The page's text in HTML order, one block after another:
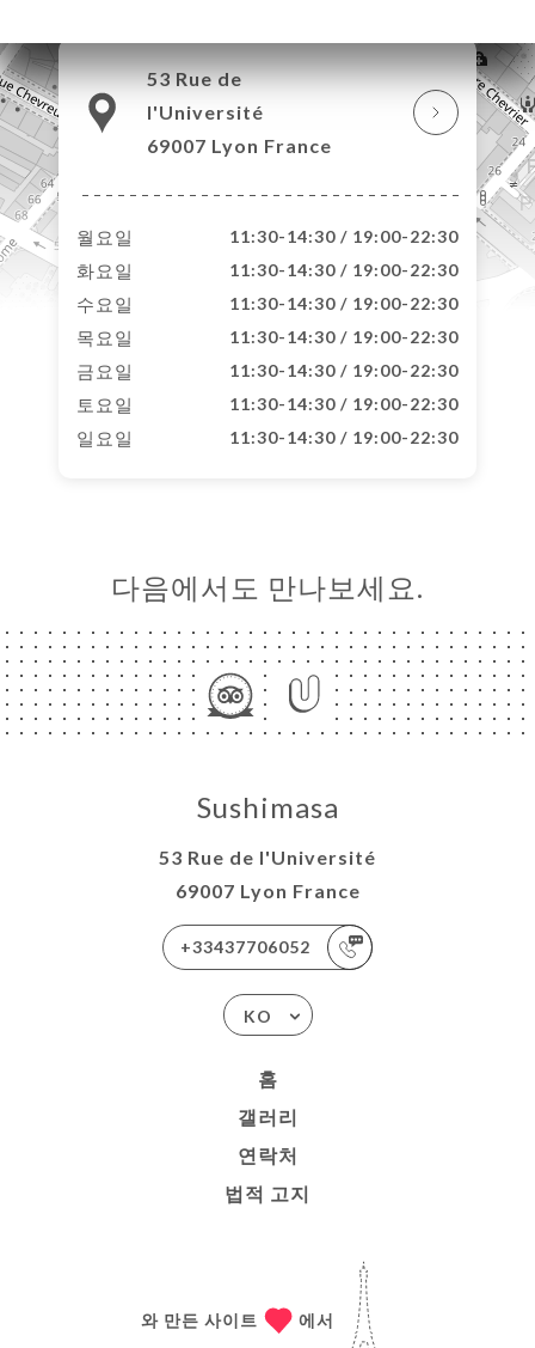
53 Rue de
l'Université
69007 Lyon France
월요일 11:30-14:30 / 19:00-22:30
화요일 11:30-14:30 / 19:00-22:30
수요일 11:30-14:30 / 19:00-22:30
목요일 11:30-14:30 / 19:00-22:30
금요일 11:30-14:30 / 19:00-22:30
토요일 11:30-14:30 / 19:00-22:30
일요일 11:30-14:30 / 19:00-22:30
다음에서도 만나보세요.
Sushimasa
53 Rue de l'Université
69007 Lyon France
+33437706052
KO
홈
갤러리
연락처
법적 고지
와 만든 사이트 에서